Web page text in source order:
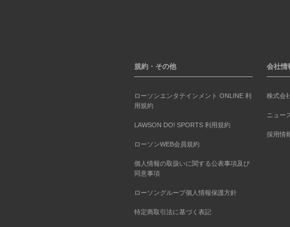
規約・その他
ローソンエンタテインメント ONLINE 利
用規約
LAWSON DO! SPORTS 利用規約
ローソンWEB会員規約
個人情報の取扱いに関する公表事項及び
同意事項
ローソングループ個人情報保護方針
特定商取引法に基づく表記
会社情
株式会
ニュー
採用情